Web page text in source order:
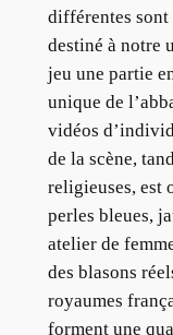
différentes sont
destiné à notre
jeu une partie
unique de
vidéos
de la scène,
religieuses, est
perles bleues,
atelier de
des blasons
royaumes
forment une